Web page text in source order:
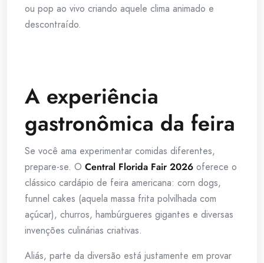
ou pop ao vivo criando aquele clima animado e
descontraído.
A experiência
gastronômica da feira
Se você ama experimentar comidas diferentes,
prepare-se. O Central Florida Fair 2026 oferece o
clássico cardápio de feira americana: corn dogs,
funnel cakes (aquela massa frita polvilhada com
açúcar), churros, hambúrgueres gigantes e diversas
invenções culinárias criativas.
Aliás, parte da diversão está justamente em provar